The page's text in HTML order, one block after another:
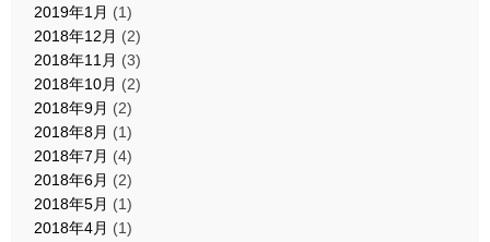
2019年1月 (1)
2018年12月 (2)
2018年11月 (3)
2018年10月 (2)
2018年9月 (2)
2018年8月 (1)
2018年7月 (4)
2018年6月 (2)
2018年5月 (1)
2018年4月 (1)